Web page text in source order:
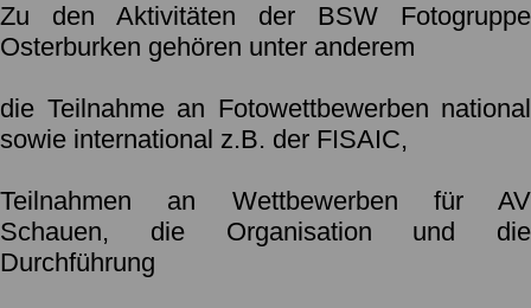
Zu den Aktivitäten der BSW Fotogruppe
Osterburken gehören unter anderem
die Teilnahme an Fotowettbewerben national
sowie international z.B. der FISAIC,
Teilnahmen an Wettbewerben für AV
Schauen, die Organisation und die
Durchführung